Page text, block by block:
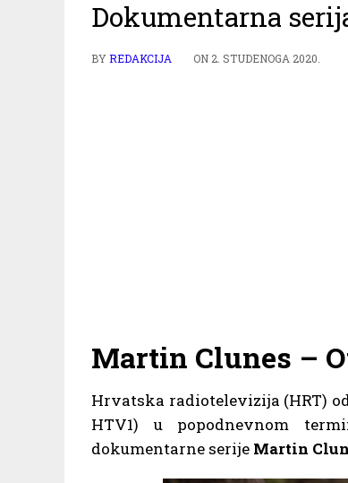
Dokumentarna
BYREDAKCIJA ON 2. STUDENOGA 2020.
Martin Clunes –
Hrvatska radiotelevizija (HRT)
HTV1) u popodnevnom
dokumentarne serije Martin